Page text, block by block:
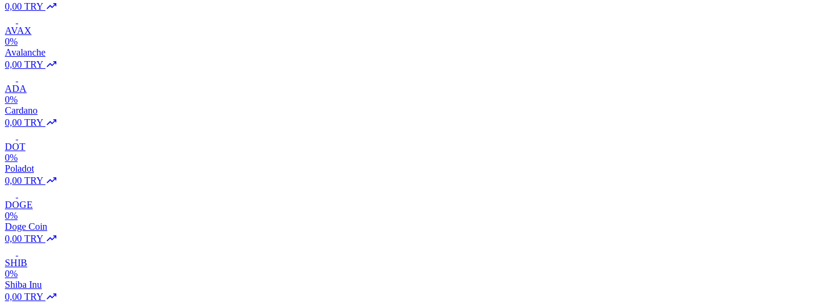
0,00 TRY
AVAX
0%
Avalanche
0,00 TRY
ADA
0%
Cardano
0,00 TRY
DOT
0%
Poladot
0,00 TRY
DOGE
0%
Doge Coin
0,00 TRY
SHIB
0%
Shiba Inu
0,00 TRY